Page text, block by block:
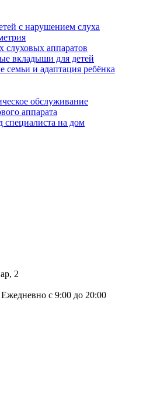
с нарушением слуха
слуховых аппаратов
вкладыши для детей
семьи и адаптация ребёнка
обслуживание
аппарата
на дом
2
с 9:00 до 20:00